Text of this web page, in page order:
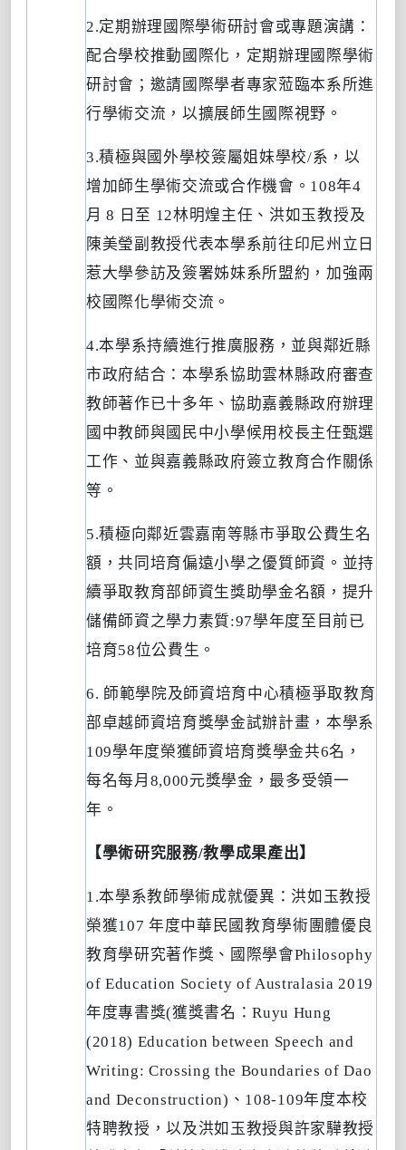
2.定期辦理國際學術研討會或專題演講：
配合學校推動國際化，定期辦理國際學術
研討會；邀請國際學者專家蒞臨本系所進
行學術交流，以擴展師生國際視野。
3.積極與國外學校簽屬姐妹學校/系，以
增加師生學術交流或合作機會。 108年4
月 8 日至 12林明煌主任、洪如玉教授及
陳美瑩副教授代表本學系前往印尼州立日
惹大學參訪及簽署姊妹系所盟約，加強兩
校國際化學術交流。
4.本學系持續進行推廣服務，並與鄰近縣
市政府結合：本學系協助雲林縣政府審查
教師著作已十多年、協助嘉義縣政府辦理
國中教師與國民中小學候用校長主任甄選
工作、並與嘉義縣政府簽立教育合作關係
等。
5.積極向鄰近雲嘉南等縣市爭取公費生名
額，共同培育偏遠小學之優質師資。並持
續爭取教育部師資生獎助學金名額，提升
儲備師資之學力素質:97學年度至目前已
培育58位公費生。
6. 師範學院及師資培育中心積極爭取教育
部卓越師資培育獎學金試辦計畫，本學系
109學年度榮獲師資培育獎學金共6名，
每名每月 8,000元獎學金，最多受領一
年。
【學術研究服務/教學成果產出】
1.本學系教師學術成就優異：洪如玉教授
榮獲107年度中華民國教育學術團體優良
教育學研究著作獎、國際學會Philosophy
of Education Society of Australasia 2019
年度專書獎(獲獎書名：Ruyu Hung
(2018) Education between Speech and
Writing: Crossing the Boundaries of Dao
and Deconstruction) 、 108-109年度本校
特聘教授，以及洪如玉教授與許家驊教授